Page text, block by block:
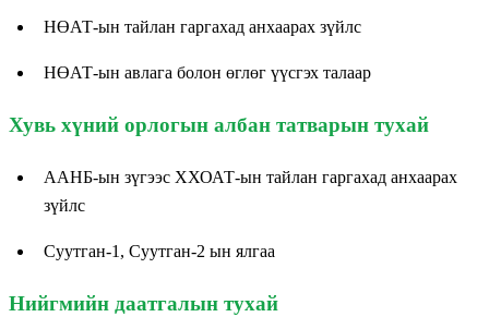
НӨАТ-ын тайлан гаргахад анхаарах зүйлс
НӨАТ-ын авлага болон өглөг үүсгэх талаар
Хувь хүний орлогын албан татварын тухай
ААНБ-ын зүгээс ХХОАТ-ын тайлан гаргахад анхаарах
зүйлс
Суутган-1, Суутган-2 ын ялгаа
Нийгмийн даатгалын тухай